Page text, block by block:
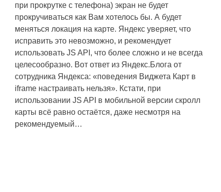
при прокрутке с телефона) экран не будет
прокручиваться как Вам хотелось бы. А будет
меняться локация на карте. Яндекс уверяет, что
исправить это невозможно, и рекомендует
использовать JS API, что более сложно и не всегда
целесообразно. Вот ответ из Яндекс.Блога от
сотрудника Яндекса: «поведения Виджета Карт в
iframe настраивать нельзя». Кстати, при
использовании JS API в мобильной версии скролл
карты всё равно остаётся, даже несмотря на
рекомендуемый…